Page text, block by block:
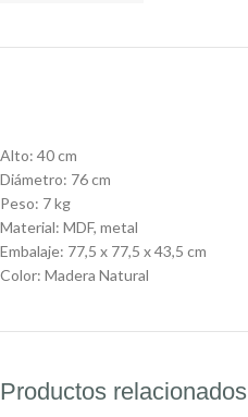
Alto: 40 cm
Diámetro: 76 cm
Peso: 7 kg
Material: MDF, metal
Embalaje: 77,5 x 77,5 x 43,5 cm
Color: Madera Natural
Productos relacionados